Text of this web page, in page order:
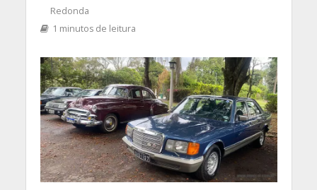
Redonda
1 minutos de leitura